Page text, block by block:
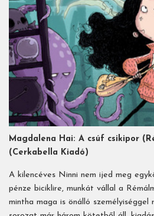
Magdalena Hai: A csúf csikipor
(Cerkabella Kiadó)
A kilencéves Ninni nem ijed meg
pénze biciklire, munkát vállal a
mintha maga is önálló személyiséggel